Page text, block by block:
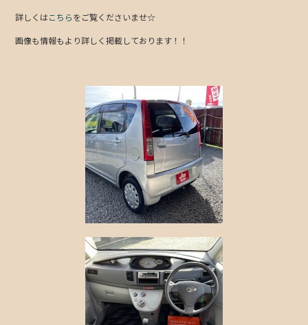
詳しくはこちらをご覧くださいませ☆
画像も情報もより詳しく掲載しております！！